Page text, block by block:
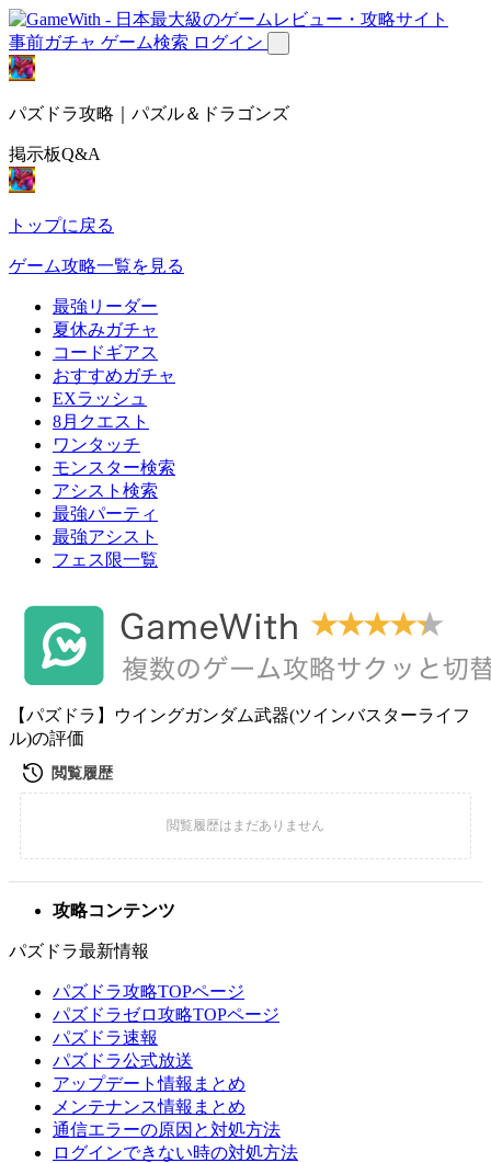
事前ガチャ ゲーム検索 ログイン
パズドラ攻略｜パズル＆ドラゴンズ
掲示板Q&A
トップに戻る
ゲーム攻略一覧を見る
最強リーダー
夏休みガチャ
コードギアス
おすすめガチャ
EXラッシュ
8月クエスト
ワンタッチ
モンスター検索
アシスト検索
最強パーティ
最強アシスト
フェス限一覧
【パズドラ】ウイングガンダム武器(ツインバスターライフ
ル)の評価
攻略コンテンツ
パズドラ最新情報
パズドラ攻略TOPページ
パズドラゼロ攻略TOPページ
パズドラ速報
パズドラ公式放送
アップデート情報まとめ
メンテナンス情報まとめ
通信エラーの原因と対処方法
ログインできない時の対処方法